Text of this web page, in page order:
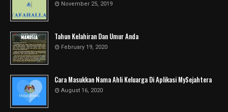
November 25, 2019
Tahun Kelahiran Dan Umur Anda
February 19, 2020
Cara Masukkan Nama Ahli Keluarga Di Aplikasi MySejahtera
August 16, 2020